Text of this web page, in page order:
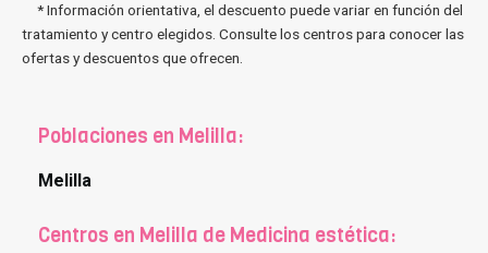
* Información orientativa, el descuento puede variar en función del
tratamiento y centro elegidos. Consulte los centros para conocer las
ofertas y descuentos que ofrecen.
Poblaciones en Melilla:
Melilla
Centros en Melilla de Medicina estética: